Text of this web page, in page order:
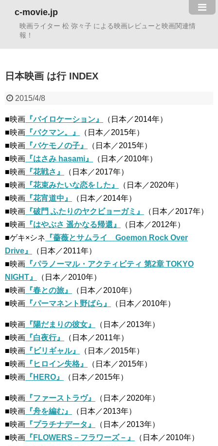
c-movie.jp
映画ライター 松 弥々子 による映画レビューと映画関連情
報！
日本映画 は行 INDEX
2015/4/8
■映画 『バイロケーション』
（日本／2014年）
■映画 『バクマン。』
（日本／2015年）
■映画 『バケモノの子』
（日本／2015年）
■映画 『はさみ hasami』
（日本／2010年）
■映画 『花戦さ』
（日本／2017年）
■映画 『花束みたいな恋をした』
（日本／2020年）
■映画 『花宵道中』
（日本／2014年）
■映画 『破門 ふたりのヤクビョーガミ』
（日本／2017年）
■映画 『はやぶさ 遥かなる帰還』
（日本／2012年）
■ゲキ×シネ 『薔薇とサムライ Goemon Rock Over
Drive』
（日本／2011年）
■映画 『パラノーマル・アクティビティ 第2章 TOKYO
NIGHT』
（日本／2010年）
■映画 『春との旅』
（日本／2010年）
■映画 『パーマネント野ばら』 （日本／2010年）
■映画 『陽だまりの彼女』
（日本／2013年）
■映画 『白夜行』
（日本／2011年）
■映画 『ビリギャル』
（日本／2015年）
■映画 『ヒロイン失格』
（日本／2015年）
■映画 『HERO』 （日本／2015年）
■映画 『ファーストラヴ』
（日本／2020年）
■映画 『舟を編む』
（日本／2013年）
■映画 『プラチナデータ』
（日本／2013年）
■映画 『FLOWERS－フラワーズ－』
（日本／2010年）